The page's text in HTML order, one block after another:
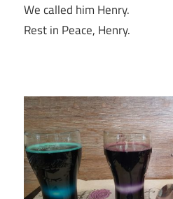
We called him Henry.
Rest in Peace, Henry.